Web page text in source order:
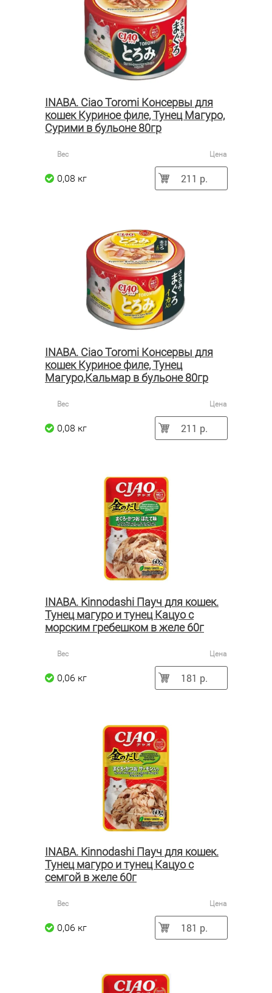
INABA. Ciao Toromi Консервы для
кошек Куриное филе, Тунец Магуро,
Сурими в бульоне 80гр
Вес Цена
0,08 кг 211 р.
INABA. Ciao Toromi Консервы для
кошек Куриное филе, Тунец
Магуро,Кальмар в бульоне 80гр
Вес Цена
0,08 кг 211 р.
INABA. Kinnodashi Пауч для кошек.
Тунец магуро и тунец Кацуо с
морским гребешком в желе 60г
Вес Цена
0,06 кг 181 р.
INABA. Kinnodashi Пауч для кошек.
Тунец магуро и тунец Кацуо с
семгой в желе 60г
Вес Цена
0,06 кг 181 р.